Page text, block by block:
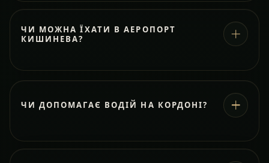
ЧИ МОЖНА ЇХАТИ В АЕРОПОРТ
КИШИНЕВА?
ЧИ ДОПОМАГАЄ ВОДІЙ НА КОРДОНІ?